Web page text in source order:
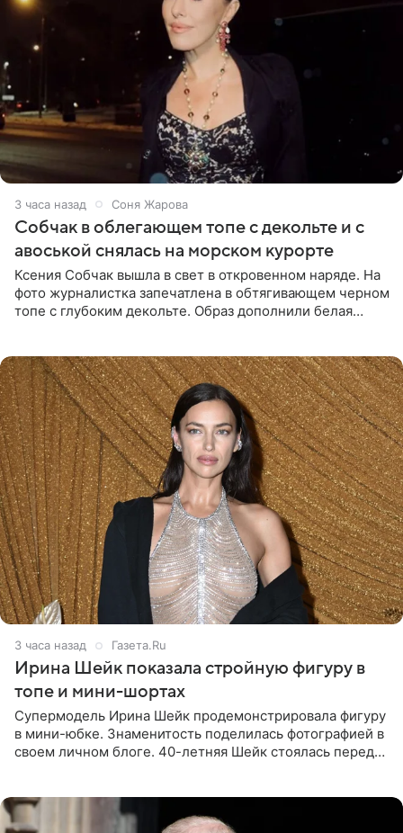
3 часа назад Соня Жарова
Собчак в облегающем топе с декольте и с
авоськой снялась на морском курорте
Ксения Собчак вышла в свет в откровенном наряде. На
фото журналистка запечатлена в обтягивающем черном
топе с глубоким декольте. Образ дополнили белая
3 часа назад Газета.Ru
Ирина Шейк показала стройную фигуру в
топе и мини-шортах
Супермодель Ирина Шейк продемонстрировала фигуру
в мини-юбке. Знаменитость поделилась фотографией в
своем личном блоге. 40-летняя Шейк стоялась перед